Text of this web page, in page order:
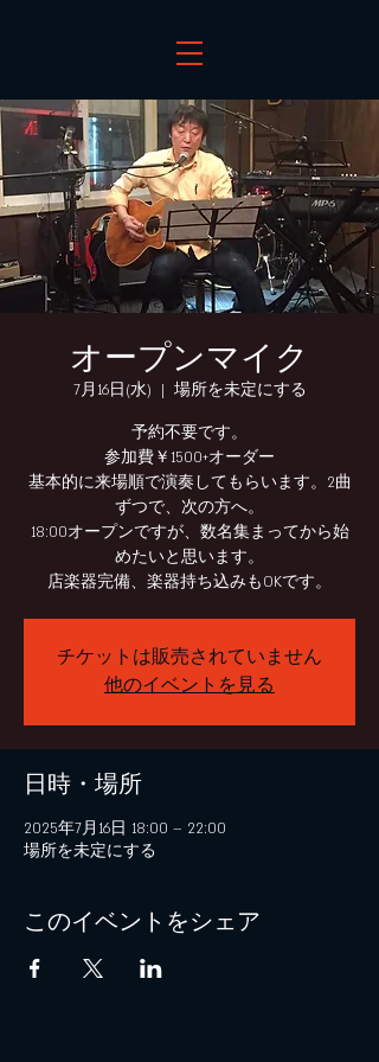
オープンマイク
7月16日(水)
  |
場所を未定にする
予約不要です。
参加費￥1500+オーダー
基本的に来場順で演奏してもらいます。2曲
ずつで、次の方へ。
18:00オープンですが、数名集まってから始
めたいと思います。
チケットは販売されていません
他のイベントを見る
日時・場所
2025年7月16日 18:00 – 22:00
場所を未定にする
このイベントをシェア